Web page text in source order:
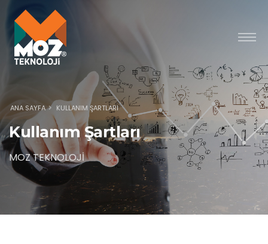
ANA SAYFA KULLANIM ŞARTLARI
Kullanım Şartları
MOZ TEKNOLOJİ